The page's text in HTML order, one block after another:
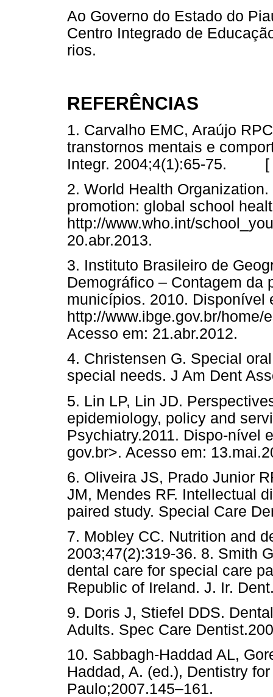
Ao Governo do Estado do
Centro Integrado de
rios.
REFERÊNCIAS
1. Carvalho EMC, Araújo
transtornos mentais e
Integr. 2004;4(1):65-75. [
2. World Health
promotion: global school
http://www.who.int/
20.abr.2013.
3. Instituto Brasileiro de
Demográfico – Contagem da
municípios. 2010. Disponível
http://www.ibge.gov.br/
Acesso em: 21.abr.2012.
4. Christensen G. Special
special needs. J Am Dent
5. Lin LP, Lin JD.
epidemiology, policy and
Psychiatry.2011. Dispo-nível
gov.br>. Acesso em:
6. Oliveira JS, Prado Junior
JM, Mendes RF. Intellectual
paired study. Special Care
7. Mobley CC. Nutrition and
2003;47(2):319-36. 8. Smith
dental care for special care
Republic of Ireland. J. Ir.
9. Doris J, Stiefel DDS.
Adults. Spec Care
10. Sabbagh-Haddad AL,
Haddad, A. (ed.), Dentistry
Paulo;2007.145–161.